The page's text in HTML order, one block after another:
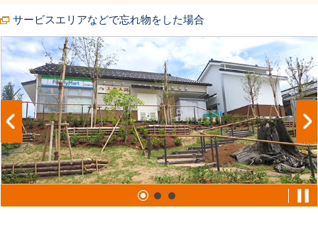
サービスエリアなどで忘れ物をした場合